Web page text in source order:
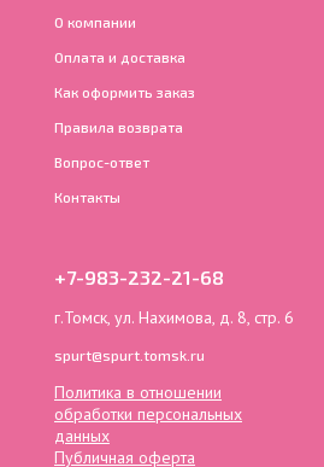
О компании
Оплата и доставка
Как оформить заказ
Правила возврата
Вопрос-ответ
Контакты
+7-983-232-21-68
г.Томск, ул. Нахимова, д. 8, стр. 6
spurt@spurt.tomsk.ru
Политика в отношении
обработки персональных
данных
Публичная оферта